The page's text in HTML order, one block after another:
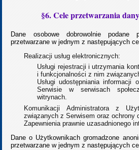
§6. Cele przetwarzania
Dane osobowe dobrowolnie podane
przetwarzane w jednym z następujących
Realizacji usług elektronicznych:
Usługi rejestracji i utrzymania
i funkcjonalności z nim
Usługi udostępniania informacji
Serwisie w serwisach
witrynach.
Komunikacji Administratora z
związanych z Serwisem oraz ochrony
Zapewnienia prawnie uzasadnionego
Dane o Użytkownikach gromadzone
przetwarzane w jednym z następujących